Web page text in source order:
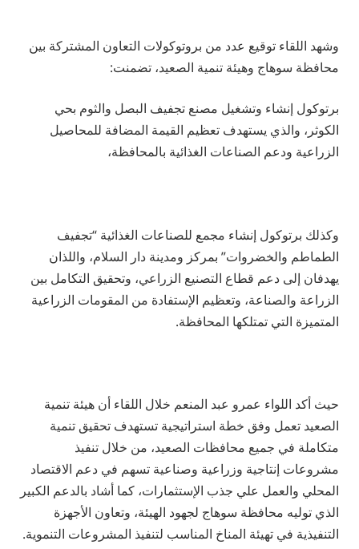
وشهد اللقاء توقيع عدد من بروتوكولات التعاون المشتركة بين
محافظة سوهاج وهيئة تنمية الصعيد، تضمنت:
برتوكول إنشاء وتشغيل مصنع تجفيف البصل والثوم بحي
الكوثر، والذي يستهدف تعظيم القيمة المضافة للمحاصيل
الزراعية ودعم الصناعات الغذائية بالمحافظة،
وكذلك برتوكول إنشاء مجمع للصناعات الغذائية “تجفيف
الطماطم والخضروات” بمركز ومدينة دار السلام، واللذان
يهدفان إلى دعم قطاع التصنيع الزراعي، وتحقيق التكامل بين
الزراعة والصناعة، وتعظيم الإستفادة من المقومات الزراعية
المتميزة التي تمتلكها المحافظة.
حيث أكد اللواء عمرو عبد المنعم خلال اللقاء أن هيئة تنمية
الصعيد تعمل وفق خطة استراتيجية تستهدف تحقيق تنمية
متكاملة في جميع محافظات الصعيد، من خلال تنفيذ
مشروعات إنتاجية وزراعية وصناعية تسهم في دعم الاقتصاد
المحلي والعمل علي جذب الإستثمارات، كما أشاد بالدعم الكبير
الذي توليه محافظة سوهاج لجهود الهيئة، وتعاون الأجهزة
التنفيذية في تهيئة المناخ المناسب لتنفيذ المشروعات التنموية.